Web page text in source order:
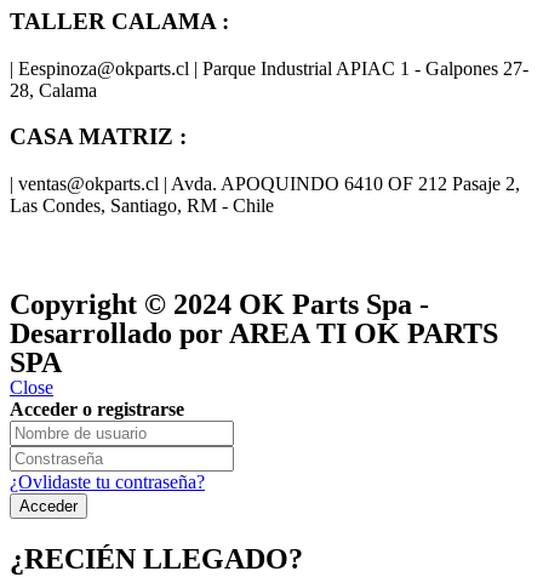
TALLER CALAMA :
| Eespinoza@okparts.cl | Parque Industrial APIAC 1 - Galpones 27-
28, Calama
CASA MATRIZ :
| ventas@okparts.cl | Avda. APOQUINDO 6410 OF 212 Pasaje 2,
Las Condes, Santiago, RM - Chile
Copyright © 2024 OK Parts Spa -
Desarrollado por AREA TI OK PARTS
SPA
Close
Acceder o registrarse
¿Ovlidaste tu contraseña?
¿RECIÉN LLEGADO?